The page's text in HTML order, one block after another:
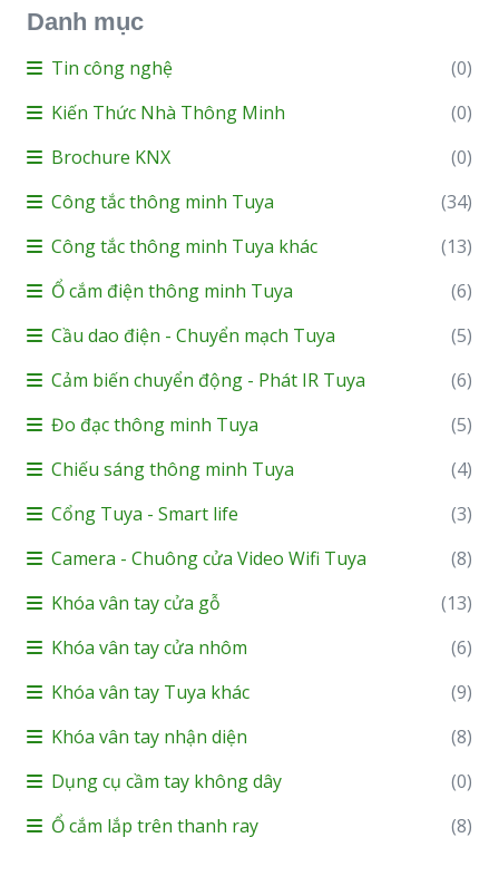
Danh mục
Tin công nghệ
(0)
Kiến Thức Nhà Thông Minh
(0)
Brochure KNX
(0)
Công tắc thông minh Tuya
(34)
Công tắc thông minh Tuya khác
(13)
Ổ cắm điện thông minh Tuya
(6)
Cầu dao điện - Chuyển mạch Tuya
(5)
Cảm biến chuyển động - Phát IR Tuya
(6)
Đo đạc thông minh Tuya
(5)
Chiếu sáng thông minh Tuya
(4)
Cổng Tuya - Smart life
(3)
Camera - Chuông cửa Video Wifi Tuya
(8)
Khóa vân tay cửa gỗ
(13)
Khóa vân tay cửa nhôm
(6)
Khóa vân tay Tuya khác
(9)
Khóa vân tay nhận diện
(8)
Dụng cụ cầm tay không dây
(0)
Ổ cắm lắp trên thanh ray
(8)